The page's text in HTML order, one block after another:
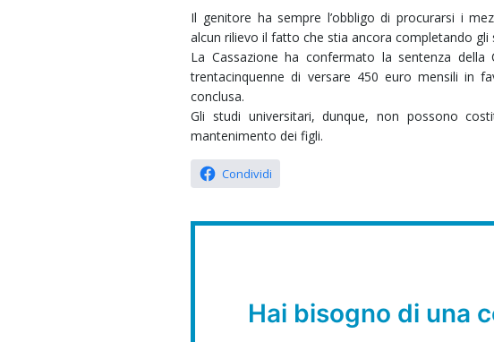
Il genitore ha sempre l’obbligo di procurarsi i
alcun rilievo il fatto che stia ancora completando gli
La Cassazione ha confermato la sentenza
trentacinquenne di versare 450 euro mensili in
conclusa.
Gli studi universitari, dunque, non possono
mantenimento dei figli.
Condividi
Hai bisogno di una